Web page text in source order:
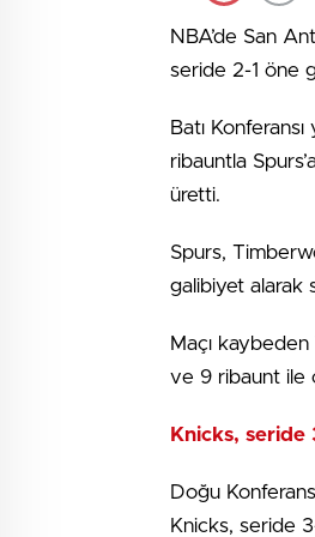
NBA’de San
seride 2-1 öne
Batı
ribauntla
üretti.
Spurs,
galibiyet alarak
Maçı
ve 9 ribaunt ile
Knicks,
Doğu
Knicks, seride